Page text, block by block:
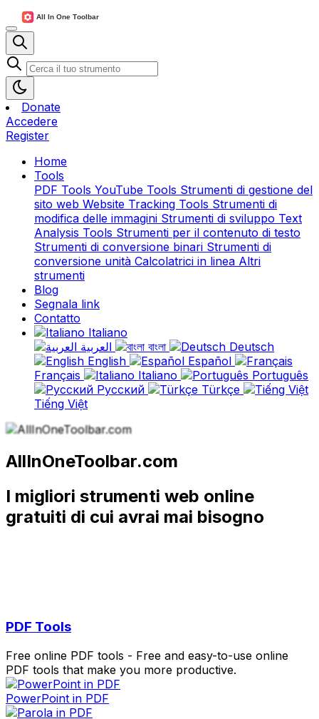
Donate
Accedere
Register
Home
Tools
PDF Tools YouTube Tools Strumenti di gestione del
sito web Website Tracking Tools Strumenti di
modifica delle immagini Strumenti di sviluppo Text
Analysis Tools Strumenti per il contenuto di testo
Strumenti di conversione binari Strumenti di
conversione unità Calcolatrici in linea Altri
strumenti
Blog
Segnala link
Contatto
Italiano
বাংলা
Deutsch
English
Español
Français
Italiano
Português
Русский
Türkçe
Tiếng Việt
AllInOneToolbar.com
I migliori strumenti web online
gratuiti di cui avrai mai bisogno
PDF Tools
Free online PDF tools - Free and easy-to-use online
PDF tools that make you more productive.
PowerPoint in PDF